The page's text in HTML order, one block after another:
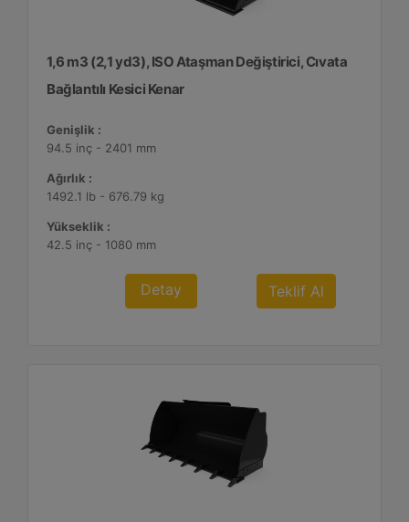
1,6 m3 (2,1 yd3), ISO Ataşman Değiştirici, Cıvata
Bağlantılı Kesici Kenar
Genişlik :
94.5 inç - 2401 mm
Ağırlık :
1492.1 lb - 676.79 kg
Yükseklik :
42.5 inç - 1080 mm
Detay Teklif Al